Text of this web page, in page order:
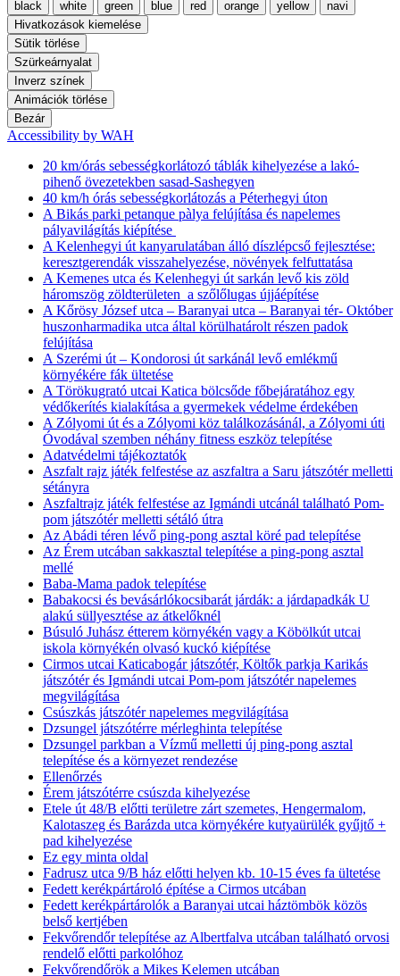
black white green blue red orange yellow
navi
Hivatkozások kiemelése
Sütik törlése
Szürkeárnyalat
Inverz színek
Animációk törlése
Bezár
Accessibility by WAH
20 km/órás sebességkorlátozó táblák kihelyezése a lakó-
pihenő övezetekben sasad-Sashegyen
40 km/h órás sebességkorlátozás a Péterhegyi úton
A Bikás parki petanque pàlya felújítása és napelemes
pályavilágítás kiépítése
A Kelenhegyi út kanyarulatában álló díszlépcső fejlesztése:
keresztgerendák visszahelyezése, növények felfuttatása
A Kemenes utca és Kelenhegyi út sarkán levő kis zöld
háromszög zöldterületen a szőlőlugas újjáépítése
A Kőrösy József utca – Baranyai utca – Baranyai tér- Október
huszonharmadika utca által körülhatárolt részen padok
felújítása
A Szerémi út – Kondorosi út sarkánál levő emlékmű
környékére fák ültetése
A Törökugrató utcai Katica bölcsőde főbejáratához egy
védőkerítés kialakítása a gyermekek védelme érdekében
A Zólyomi út és a Zólyomi köz találkozásánál, a Zólyomi úti
Óvodával szemben néhány fitness eszköz telepítése
Adatvédelmi tájékoztatók
Aszfalt rajz játék felfestése az aszfaltra a Saru játszótér melletti
sétányra
Aszfaltrajz játék felfestése az Igmándi utcánál található Pom-
pom játszótér melletti sétáló útra
Az Abádi téren lévő ping-pong asztal köré pad telepítése
Az Érem utcában sakkasztal telepítése a ping-pong asztal
mellé
Baba-Mama padok telepítése
Babakocsi és bevásárlókocsibarát járdák: a járdapadkák U
alakú süllyesztése az átkelőknél
Búsuló Juhász étterem környékén vagy a Köbölkút utcai
iskola környékén olvasó kuckó kiépítése
Cirmos utcai Katicabogár játszótér, Költők parkja Karikás
játszótér és Igmándi utcai Pom-pom játszótér napelemes
megvilágítása
Csúszkás játszótér napelemes megvilágítása
Dzsungel játszótérre mérleghinta telepítése
Dzsungel parkban a Vízmű melletti új ping-pong asztal
telepítése és a környezet rendezése
Ellenőrzés
Érem játszótérre csúszda kihelyezése
Etele út 48/B előtti területre zárt szemetes, Hengermalom,
Kalotaszeg és Barázda utca környékére kutyaürülék gyűjtő +
pad kihelyezése
Ez egy minta oldal
Fadrusz utca 9/B ház előtti helyen kb. 10-15 éves fa ültetése
Fedett kerékpártároló építése a Cirmos utcában
Fedett kerékpártárolók a Baranyai utcai háztömbök közös
belső kertjében
Fekvőrendőr telepítése az Albertfalva utcában található orvosi
rendelő előtti parkolóhoz
Fekvőrendőrök a Mikes Kelemen utcában